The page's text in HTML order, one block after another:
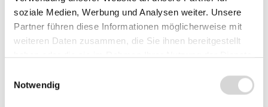
soziale Medien, Werbung und Analysen weiter. Unsere
Partner führen diese Informationen möglicherweise mit
weiteren Daten zusammen, die Sie ihnen bereitgestellt
haben oder die sie im Rahmen Ihrer Nutzung der Dienste
Notwendig
Ab 1000 Rollen 0,59 €*
0,20 € gespart
-25.3%
Sofort verfügbar, Lieferzeit: 1-3 Werktage